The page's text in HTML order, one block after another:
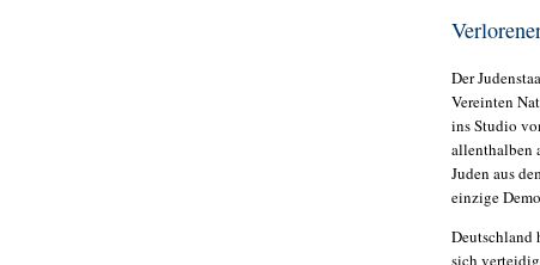
Der
Vereinten
ins Studio
allenthalben
Juden aus
einzige
Deutschland
sich